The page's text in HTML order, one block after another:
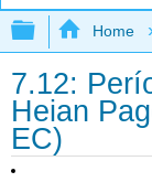
Expand/
Home
7.12:
Heian
EC)